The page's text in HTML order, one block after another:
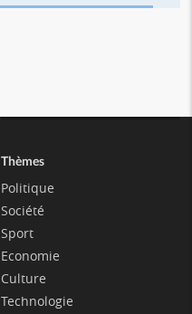
Thèmes
Politique
Société
Sport
Economie
Culture
Technologie